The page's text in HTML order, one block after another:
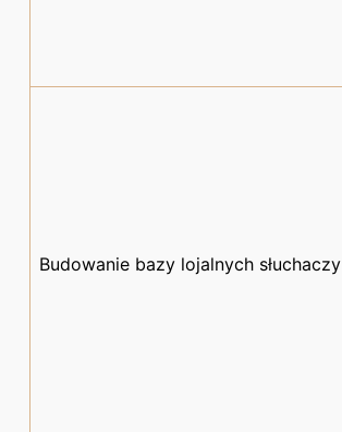
Budowanie bazy lojalnych słuchaczy